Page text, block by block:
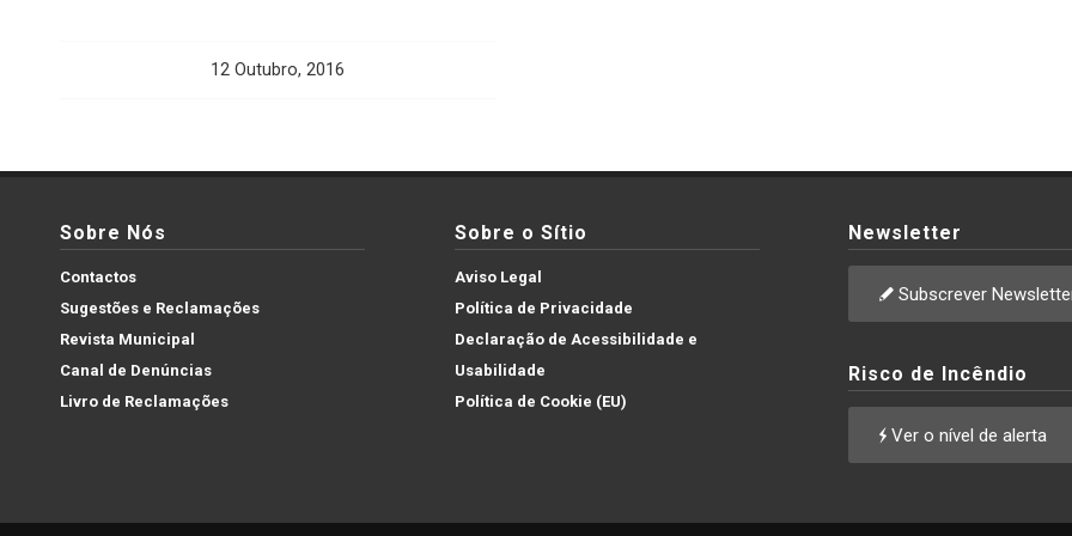
12 Outubro, 2016
Sobre Nós
Contactos
Sugestões e Reclamações
Revista Municipal
Canal de Denúncias
Livro de Reclamações
Sobre o Sítio
Aviso Legal
Política de Privacidade
Declaração de Acessibilidade e
Usabilidade
Política de Cookie (EU)
Newsletter
Subscrever
Risco de Incêndio
Ver o nível de alerta